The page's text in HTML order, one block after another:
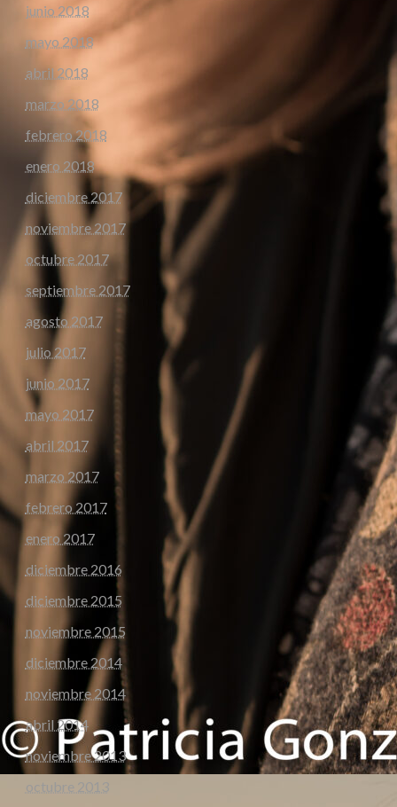
junio 2018
mayo 2018
abril 2018
marzo 2018
febrero 2018
enero 2018
diciembre 2017
noviembre 2017
octubre 2017
septiembre 2017
agosto 2017
julio 2017
junio 2017
mayo 2017
abril 2017
marzo 2017
febrero 2017
enero 2017
diciembre 2016
diciembre 2015
noviembre 2015
diciembre 2014
noviembre 2014
abril 2014
noviembre 2013
octubre 2013